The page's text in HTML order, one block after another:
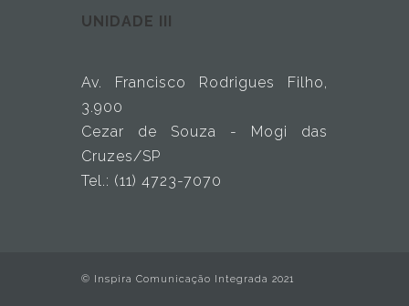
UNIDADE III
Av. Francisco Rodrigues Filho,
3.900
Cezar de Souza - Mogi das
Cruzes/SP
Tel.: (11) 4723-7070
© Inspira Comunicação Integrada 2021